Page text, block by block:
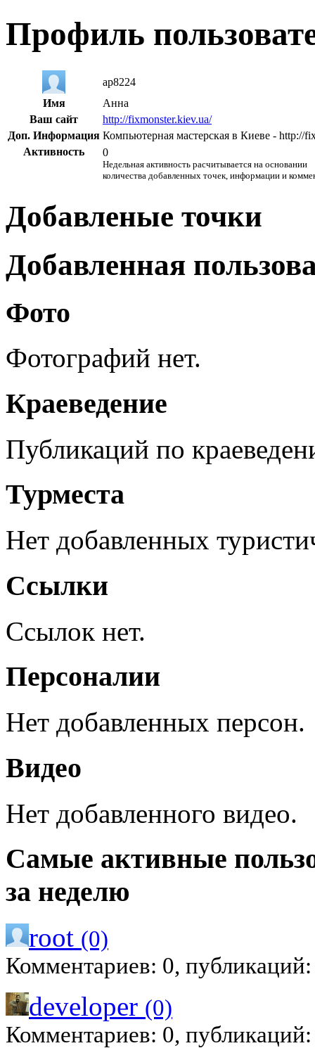
Профиль
ap8224
Имя
Анна
Ваш сайт
http://fixmonster.kiev.ua/
Доп. Информация Компьютерная мастерская в Киеве - http://
Активность
0
Недельная активность расчитывается на основании
количества добавленных точек, информации и
Добавленые точки
Добавленная
Фото
Фотографий нет.
Краеведение
Публикаций по
Турместа
Нет добавленных
Ссылки
Ссылок нет.
Персоналии
Нет добавленных персон.
Видео
Нет добавленного видео.
Самые активные
за неделю
root (0)
Комментариев: 0,
developer (0)
Комментариев: 0,